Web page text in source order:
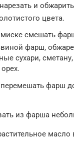
и
цвета.
смешать
фарш,
сухари,
фарш
из фарша
масло